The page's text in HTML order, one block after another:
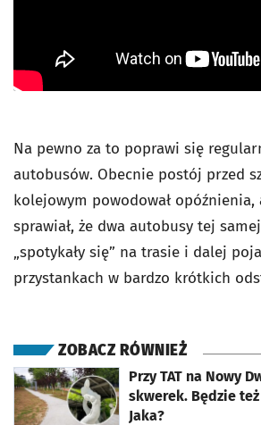
Na pewno za to poprawi się
autobusów. Obecnie postój przed
kolejowym powodował opóźnienia,
sprawiał, że dwa autobusy tej
„spotykały się” na trasie i dalej
przystankach w bardzo krótkich
ZOBACZ RÓWNIEŻ
Przy TAT na Nowy
skwerek. Będzie
Jaka?
otworzy się w nowej karcie